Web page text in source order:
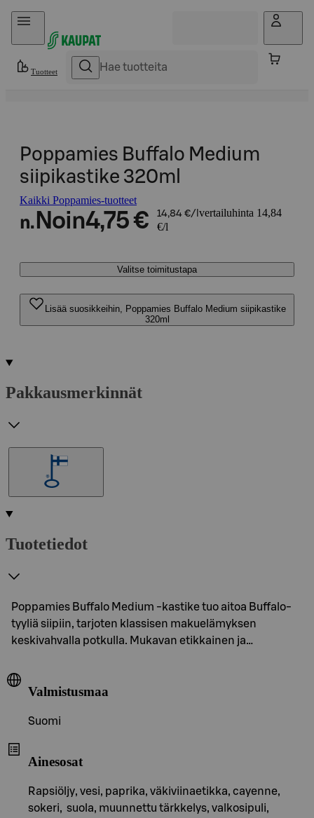
Hyppää sisältöön
Tuotteet
Poppamies Buffalo Medium
siipikastike 320ml
Kaikki Poppamies-tuotteet
n. Noin4,75 € 14,84 €/l vertailuhinta 14,84
€/l
Valitse toimitustapa
Lisää suosikkeihin, Poppamies Buffalo Medium siipikastike
320ml
Pakkausmerkinnät
Tuotetiedot
Poppamies Buffalo Medium -kastike tuo aitoa Buffalo-
tyyliä siipiin, tarjoten klassisen makuelämyksen
keskivahvalla potkulla. Mukavan etikkainen ja…
Valmistusmaa
Suomi
Ainesosat
Rapsiöljy, vesi, paprika, väkiviinaetikka, cayenne,
sokeri, suola, muunnettu tärkkelys, valkosipuli,